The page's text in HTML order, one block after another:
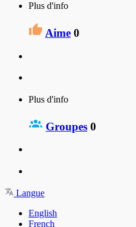
Plus d'info
Aime 0
Plus d'info
Groupes 0
Langue
English
French